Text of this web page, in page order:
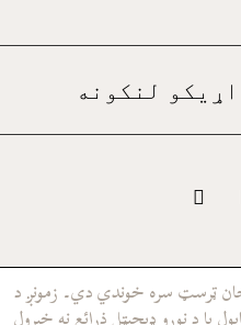
لنکونه
ټرسټ سره خوندي دي۔ زمونږ د